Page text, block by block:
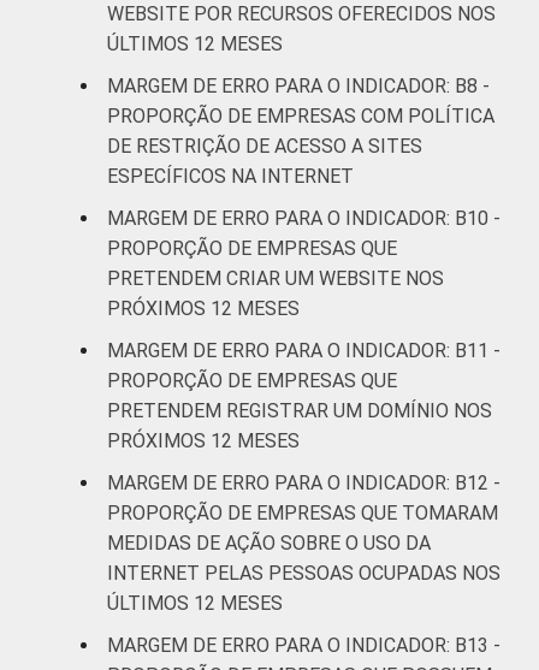
WEBSITE POR RECURSOS OFERECIDOS NOS
ÚLTIMOS 12 MESES
MARGEM DE ERRO PARA O INDICADOR: B8 -
PROPORÇÃO DE EMPRESAS COM POLÍTICA
DE RESTRIÇÃO DE ACESSO A SITES
ESPECÍFICOS NA INTERNET
MARGEM DE ERRO PARA O INDICADOR: B10 -
PROPORÇÃO DE EMPRESAS QUE
PRETENDEM CRIAR UM WEBSITE NOS
PRÓXIMOS 12 MESES
MARGEM DE ERRO PARA O INDICADOR: B11 -
PROPORÇÃO DE EMPRESAS QUE
PRETENDEM REGISTRAR UM DOMÍNIO NOS
PRÓXIMOS 12 MESES
MARGEM DE ERRO PARA O INDICADOR: B12 -
PROPORÇÃO DE EMPRESAS QUE TOMARAM
MEDIDAS DE AÇÃO SOBRE O USO DA
INTERNET PELAS PESSOAS OCUPADAS NOS
ÚLTIMOS 12 MESES
MARGEM DE ERRO PARA O INDICADOR: B13 -